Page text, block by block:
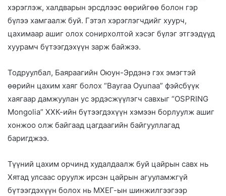
a
n
e
m
i
l
хэрэглэж, халдварын эрсдлээс өөрийгөө болон гэр
бүлээ хамгаалж буй. Гэтэл хэрэглэгчдийг хуурч,
цахимаар ашиг олох сонирхолтой хэсэг бүлэг этгээдүүд
хуурамч бүтээгдэхүүн зарж байжээ.
Тодруулбал, Баяраагийн Оюун-Эрдэнэ гэх эмэгтэй
өөрийн цахим хаяг болох “Bayraa Oyunaa” фэйсбүүк
хаягаар дамжуулан ус эрдэсжүүлэгч савхыг “OSPRING
Mongolia” ХХК-ийн бүтээгдэхүүн хэмээн борлуулж ашиг
хонжоо олж байгаад цагдаагийн байгууллагад
баригджээ.
Түүний цахим орчинд худалдаалж буй цайрын савх нь
Хятад улсаас оруулж ирсэн цайрын агууламжгүй
бүтээгдэхүүн болох нь МХЕГ-ын шинжилгээгээр